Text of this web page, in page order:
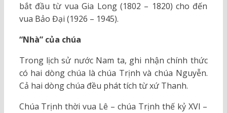
bắt đầu từ vua Gia Long (1802 – 1820) cho đến
vua Bảo Đại (1926 – 1945).
“Nhà” của chúa
Trong lịch sử nước Nam ta, ghi nhận chính thức
có hai dòng chúa là chúa Trịnh và chúa Nguyễn.
Cả hai dòng chúa đều phát tích từ xứ Thanh.
Chúa Trịnh thời vua Lê – chúa Trịnh thế kỷ XVI –